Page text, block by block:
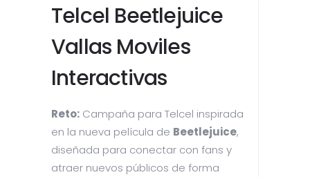
Telcel Beetlejuice
Vallas Moviles
Interactivas
Reto: Campaña para Telcel inspirada
en la nueva película de Beetlejuice,
diseñada para conectar con fans y
atraer nuevos públicos de forma